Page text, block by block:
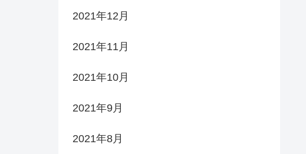
2021年12月
2021年11月
2021年10月
2021年9月
2021年8月